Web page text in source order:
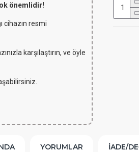
önemlidir!
cihazın resmi
karşılaştırın, ve öyle
YORUMLAR İADE/